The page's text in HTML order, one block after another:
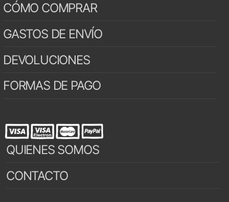
CÓMO COMPRAR
GASTOS DE ENVÍO
DEVOLUCIONES
FORMAS DE PAGO
QUIENES SOMOS
CONTACTO